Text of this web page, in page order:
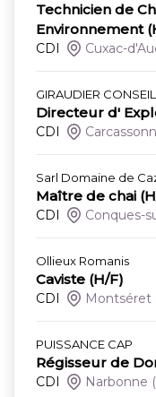
Technicien de
Environnement
CDI Cuxac-
GIRAUDIER CONSEIL
Directeur d'
CDI
Sarl Domaine de
Maître de chai
CDI Conques-
Ollieux Romanis
Caviste (H/F)
CDI Montséret
PUISSANCE CAP
Régisseur de
CDI Narbonne